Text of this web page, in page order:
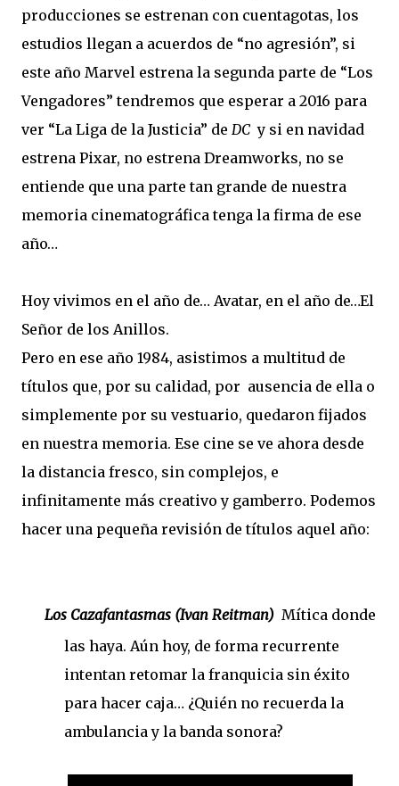
producciones se estrenan con cuentagotas, los
estudios llegan a acuerdos de “no agresión”, si
este año Marvel estrena la segunda parte de “Los
Vengadores” tendremos que esperar a 2016 para
ver “La Liga de la Justicia” de DC y si en navidad
estrena Pixar, no estrena Dreamworks, no se
entiende que una parte tan grande de nuestra
memoria cinematográfica tenga la firma de ese
año…
Hoy vivimos en el año de… Avatar, en el año de…El
Señor de los Anillos.
Pero en ese año 1984, asistimos a multitud de
títulos que, por su calidad, por ausencia de ella o
simplemente por su vestuario, quedaron fijados
en nuestra memoria. Ese cine se ve ahora desde
la distancia fresco, sin complejos, e
infinitamente más creativo y gamberro. Podemos
hacer una pequeña revisión de títulos aquel año:
Los Cazafantasmas (Ivan Reitman) Mítica donde
las haya. Aún hoy, de forma recurrente
intentan retomar la franquicia sin éxito
para hacer caja… ¿Quién no recuerda la
ambulancia y la banda sonora?